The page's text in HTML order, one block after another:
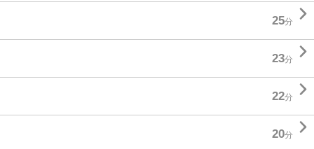
25分 
23分 
22分 
20分 